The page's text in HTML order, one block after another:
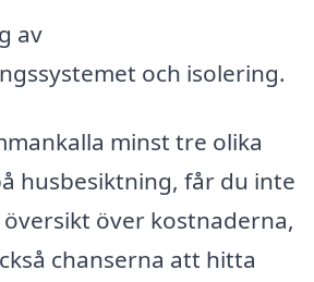
av
och isolering.
minst tre olika
husbesiktning, får du inte
över kostnaderna,
chanserna att hitta